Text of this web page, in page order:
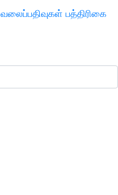
வலைப்பதிவுகள் பத்திரிகை